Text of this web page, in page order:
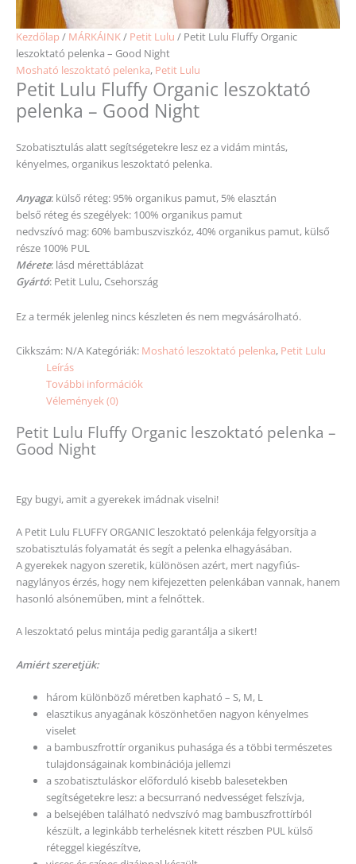
Kezdőlap / MÁRKÁINK/ Petit Lulu / Petit Lulu Fluffy Organic
leszoktató pelenka – Good Night
Mosható leszoktató pelenka, Petit Lulu
Petit Lulu Fluffy Organic leszoktató
pelenka – Good Night
Szobatisztulás alatt segítségetekre lesz ez a vidám mintás,
kényelmes, organikus leszoktató pelenka.
Anyaga: külső réteg: 95% organikus pamut, 5% elasztán
belső réteg és szegélyek: 100% organikus pamut
nedvszívó mag: 60% bambuszviszkóz, 40% organikus pamut, külső
része 100% PUL
Mérete: lásd mérettáblázat
Gyártó: Petit Lulu, Csehország
Ez a termék jelenleg nincs készleten és nem megvásárolható.
Cikkszám: N/A Kategóriák: Mosható leszoktató pelenka, Petit Lulu
Leírás
További információk
Vélemények (0)
Petit Lulu Fluffy Organic leszoktató pelenka –
Good Night
Egy bugyi, amit a gyerekek imádnak viselni!
A Petit Lulu FLUFFY ORGANIC leszoktató pelenkája felgyorsítja a
szobatisztulás folyamatát és segít a pelenka elhagyásában.
A gyerekek nagyon szeretik, különösen azért, mert nagyfiús-
nagylányos érzés, hogy nem kifejezetten pelenkában vannak, hanem
hasonló alsóneműben, mint a felnőttek.
A leszoktató pelus mintája pedig garantálja a sikert!
Amiért szeretjük:
három különböző méretben kapható – S, M, L
elasztikus anyagának köszönhetően nagyon kényelmes
viselet
a bambuszfrottír organikus puhasága és a többi természetes
tulajdonságainak kombinációja jellemzi
a szobatisztuláskor előforduló kisebb balesetekben
segítségetekre lesz: a becsurranó nedvességet felszívja,
a belsejében található nedvszívó mag bambuszfrottírból
készült, a leginkább terhelésnek kitett részben PUL külső
réteggel kiegészítve,